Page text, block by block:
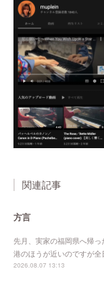
関連記事
方言
先月、実家の福岡県へ帰
港のほうが近いのですが
2026.08.07 13:13